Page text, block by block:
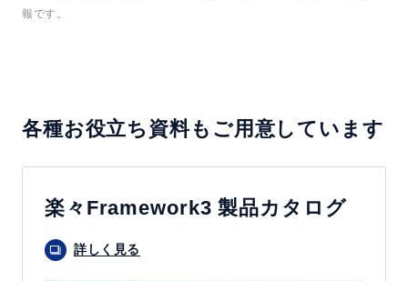
報です。
各種お役立ち資料もご用意しています
楽々Framework3 製品カタログ
詳しく見る